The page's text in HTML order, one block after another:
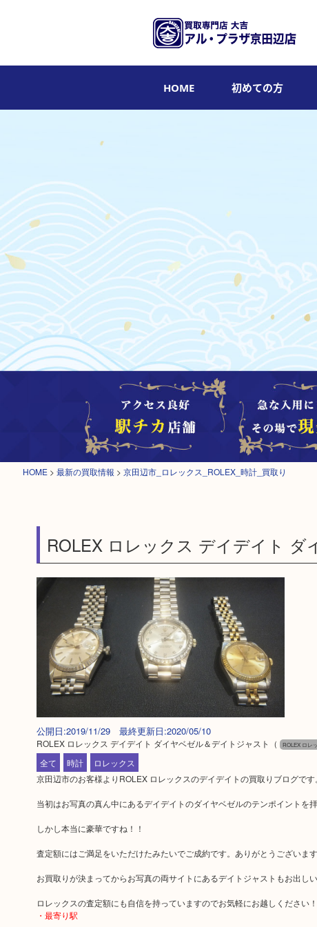
HOME 初めての方
HOME > 最新の買取情報 > 京田辺市_ロレックス_ROLEX_時計_買取り
ROLEX ロレックス デイデイト ダ
公開日:2019/11/29 最終更新日:2020/05/10
ROLEX ロレックス デイデイト ダイヤベゼル＆デイトジャスト （ ROLEX ロレ
全て
時計
ロレックス
京田辺市のお客様よりROLEX ロレックスのデイデイトの買取りブログです。
当初はお写真の真ん中にあるデイデイトのダイヤベゼルのテンポイントを
しかし本当に豪華ですね！！
査定額にはご満足をいただけたみたいでご成約です。ありがとうございます
お買取りが決まってからお写真の両サイトにあるデイトジャストもお出し
ロレックスの査定額にも自信を持っていますのでお気軽にお越しください！
・最寄り駅